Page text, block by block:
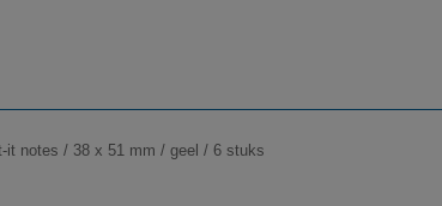
it notes / 38 x 51 mm / geel / 6 stuks